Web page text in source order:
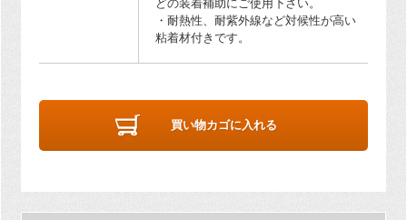
どの装着補助にご使用下さい。
・耐熱性、耐紫外線など対候性が高い
粘着材付きです。
買い物カゴに入れる